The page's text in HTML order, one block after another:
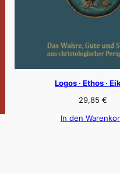
Logos · Ethos ·
29,85 €
In den